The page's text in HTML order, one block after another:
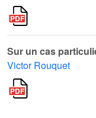
Sur un cas
Victor Rouquet